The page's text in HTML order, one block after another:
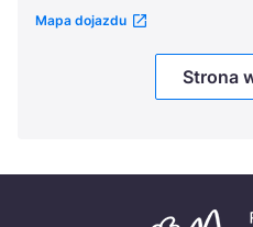
Mapa dojazdu
Strona